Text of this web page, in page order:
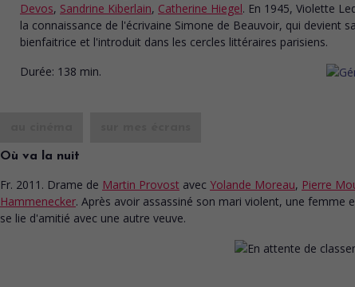
Devos, Sandrine Kiberlain, Catherine Hiegel. En 1945, Violette
la connaissance de l'écrivaine Simone de Beauvoir, qui devient sa
bienfaitrice et l'introduit dans les cercles littéraires parisiens.
Durée: 138 min.
Où va la nuit
Fr. 2011. Drame de Martin Provost avec Yolande Moreau, Pierre
Hammenecker. Après avoir assassiné son mari violent, une femme
se lie d'amitié avec une autre veuve.